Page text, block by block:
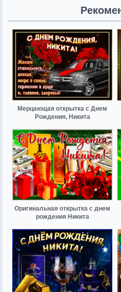
Мерцающая открытка с Днем
Рождения, Никита
Оригинальная открытка с днем
рождения Никита